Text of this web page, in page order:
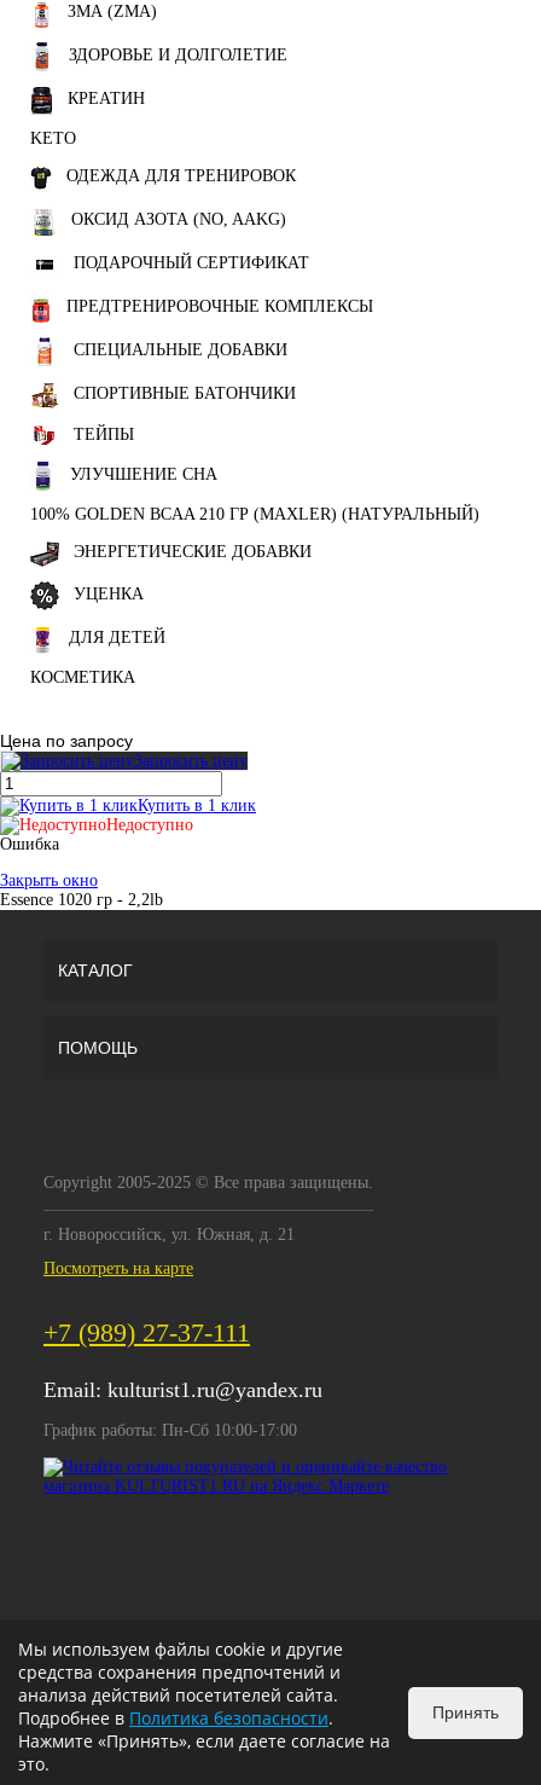
ЗМА (ZMA)
ЗДОРОВЬЕ И ДОЛГОЛЕТИЕ
КРЕАТИН
KETO
ОДЕЖДА ДЛЯ ТРЕНИРОВОК
ОКСИД АЗОТА (NO, AAKG)
ПОДАРОЧНЫЙ СЕРТИФИКАТ
ПРЕДТРЕНИРОВОЧНЫЕ КОМПЛЕКСЫ
СПЕЦИАЛЬНЫЕ ДОБАВКИ
СПОРТИВНЫЕ БАТОНЧИКИ
ТЕЙПЫ
УЛУЧШЕНИЕ СНА
100% GOLDEN BCAA 210 ГР (MAXLER) (НАТУРАЛЬНЫЙ)
ЭНЕРГЕТИЧЕСКИЕ ДОБАВКИ
УЦЕНКА
ДЛЯ ДЕТЕЙ
КОСМЕТИКА
Цена по запросу
Запросить цену
Купить в 1 клик
Недоступно
Ошибка
Закрыть окно
Essence 1020 гр - 2,2lb
КАТАЛОГ
ПОМОЩЬ
Copyright 2005-2025 © Все права защищены.
г. Новороссийск, ул. Южная, д. 21
Посмотреть на карте
+7 (989) 27-37-111
Email: kulturist1.ru@yandex.ru
График работы: Пн-Сб 10:00-17:00
Мы используем файлы cookie и другие
средства сохранения предпочтений и
анализа действий посетителей сайта.
Подробнее в Политика безопасности.
Нажмите «Принять», если даете согласие на
это.
Принять